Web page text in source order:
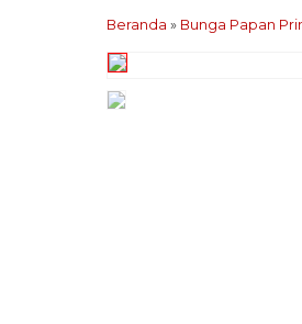
Beranda » Bunga Papan